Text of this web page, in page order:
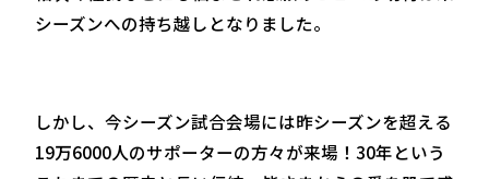
シーズンへの持ち越しとなりました。
しかし、今シーズン試合会場には昨シーズンを超える
19万6000人のサポーターの方々が来場！30年という